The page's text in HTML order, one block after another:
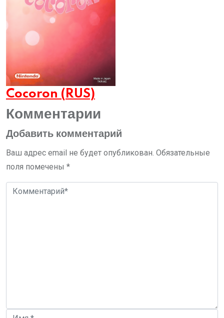
Cocoron (RUS)
Комментарии
Добавить комментарий
Ваш адрес email не будет опубликован. Обязательные
поля помечены *